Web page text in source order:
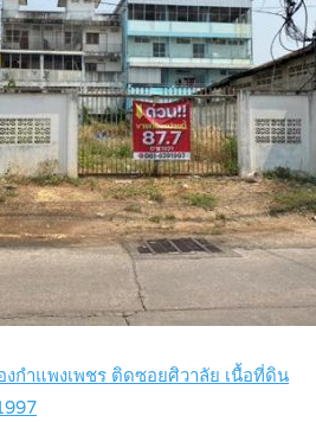
กำแพงเพชร ติดซอยศิวาลัย เนื้อที่ดิน